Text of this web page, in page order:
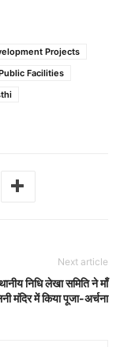
Projects
Facilities
Next article
निधि लेखा समिति ने माँ
मंदिर में किया पूजा-अर्चना